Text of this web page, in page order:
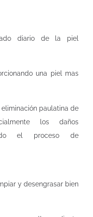
diario de la piel
una piel mas
paulatina de
los daños
el proceso de
y desengrasar bien